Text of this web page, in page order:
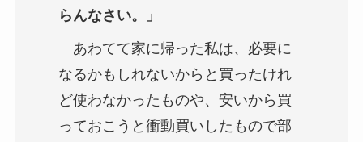
らんなさい。」
あわてて家に帰った私は、必要に
なるかもしれないからと買ったけれ
ど使わなかったものや、安いから買
っておこうと衝動買いしたもので部